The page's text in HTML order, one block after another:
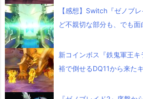
【感想】Switch『ゼノブ
ど不親切な部分も、でも面
新コインボス『鉄鬼軍王
裕で倒せるDQ11から来た